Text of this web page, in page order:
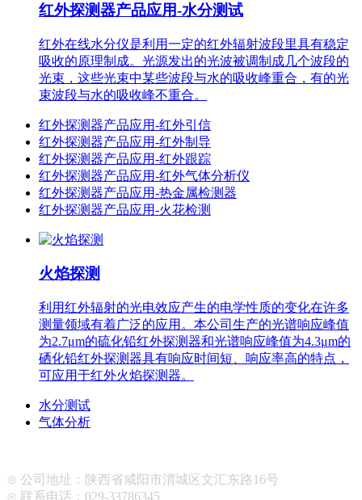
红外探测器产品应用-水分测试
红外在线水分仪是利用一定的红外辐射波段里具有稳定
吸收的原理制成。光源发出的光波被调制成几个波段的
光束，这些光束中某些波段与水的吸收峰重合，有的光
束波段与水的吸收峰不重合。
红外探测器产品应用-红外引信
红外探测器产品应用-红外制导
红外探测器产品应用-红外跟踪
红外探测器产品应用-红外气体分析仪
红外探测器产品应用-热金属检测器
红外探测器产品应用-火花检测
火焰探测
利用红外辐射的光电效应产生的电学性质的变化在许多
测量领域有着广泛的应用。本公司生产的光谱响应峰值
为2.7μm的硫化铅红外探测器和光谱响应峰值为4.3μm的
硒化铅红外探测器具有响应时间短、响应率高的特点，
可应用于红外火焰探测器。
水分测试
气体分析
⊙ 公司地址：陕西省咸阳市渭城区文汇东路16号
⊙ 联系电话：029-33786345